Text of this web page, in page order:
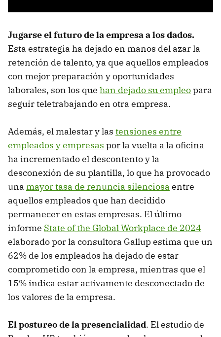
Jugarse el futuro de la empresa a los dados.
Esta estrategia ha dejado en manos del azar la
retención de talento, ya que aquellos empleados
con mejor preparación y oportunidades
laborales, son los que han dejado su empleopara
seguir teletrabajando en otra empresa.
Además, el malestar y las tensiones entre
empleados y empresas por la vuelta a la oficina
ha incrementado el descontento y la
desconexión de su plantilla, lo que ha provocado
una mayor tasa de renuncia silenciosa entre
aquellos empleados que han decidido
permanecer en estas empresas. El último
informe State of the Global Workplace de 2024
elaborado por la consultora Gallup estima que un
62% de los empleados ha dejado de estar
comprometido con la empresa, mientras que el
15% indica estar activamente desconectado de
los valores de la empresa.
El postureo de la presencialidad. El estudio de